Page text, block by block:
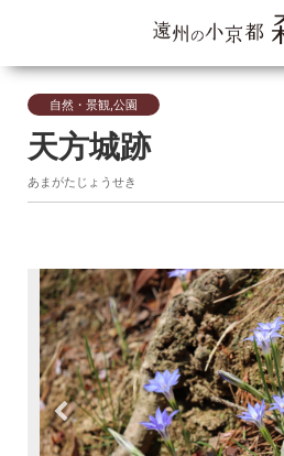
自然・景観,公園
天方城跡
あまがたじょうせき